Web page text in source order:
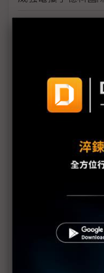
達成數據可信化
區塊鏈供應鏈金融
區塊鏈供應鏈金融
台電啟用供應鏈管
動態緩衝庫存管
奇偶推動供應鏈資